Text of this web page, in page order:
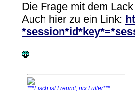
Die Frage mit dem
Auch hier zu ein Link:
***Fisch ist Freund, nix Futter***